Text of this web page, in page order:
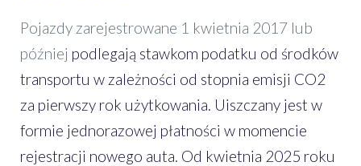
Pojazdy zarejestrowane 1 kwietnia 2017 lub
później podlegają stawkom podatku od środków
transportu w zależności od stopnia emisji CO2
za pierwszy rok użytkowania. Uiszczany jest w
formie jednorazowej płatności w momencie
rejestracji nowego auta. Od kwietnia 2025 roku